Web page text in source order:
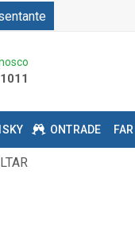
ONTRADE